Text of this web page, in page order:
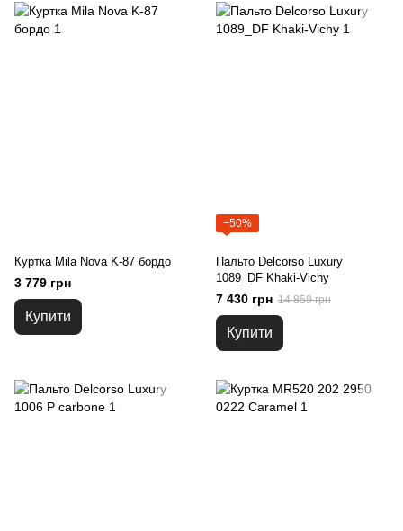
Куртка Mila Nova K-87 бордо
3 779 грн
Купити
−50%
Пальто Delcorso Luxury
1089_DF Khaki-Vichy
7 430 грн 14 859 грн
Купити